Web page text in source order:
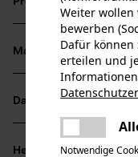
Arbeit
YKK
Produktdetails
Ärmeltyp
Material & Pflege
Materialart
Datenblätter
Weiter wollen
bewerben
Dafür
erteilen und
Notwendige
Es ist ein
versuchen